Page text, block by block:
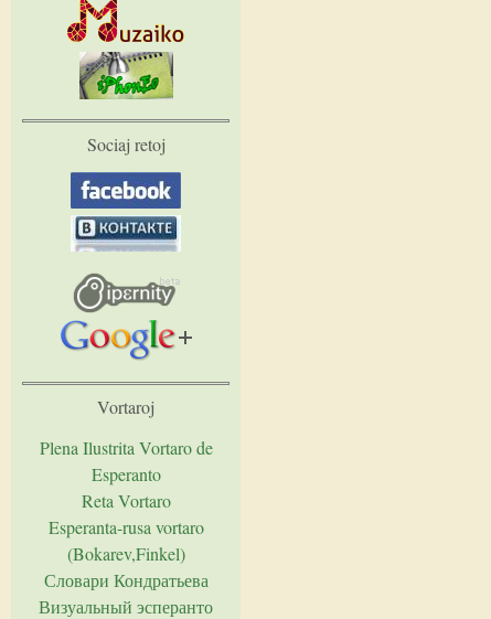
Sociaj retoj
Vortaroj
Plena Ilustrita Vortaro de
Esperanto
Reta Vortaro
Esperanta-rusa vortaro
(Bokarev,Finkel)
Словари Кондратьева
Визуальный эсперанто